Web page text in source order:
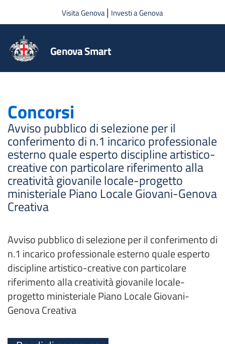
Salta al contenuto principale
Visita Genova| Investi a Genova
Genova Smart
Concorsi
Avviso pubblico di selezione per il
conferimento di n.1 incarico professionale
esterno quale esperto discipline artistico-
creative con particolare riferimento alla
creatività giovanile locale-progetto
ministeriale Piano Locale Giovani-Genova
Creativa
Avviso pubblico di selezione per il conferimento di
n.1 incarico professionale esterno quale esperto
discipline artistico-creative con particolare
riferimento alla creatività giovanile locale-
progetto ministeriale Piano Locale Giovani-
Genova Creativa